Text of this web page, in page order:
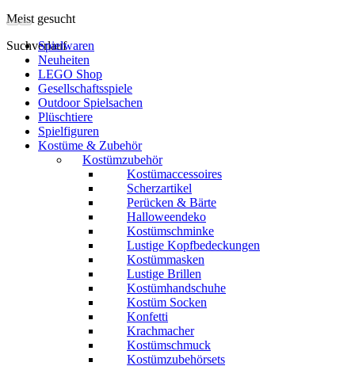
Meist gesucht
SuchverlaufSpielwaren
Neuheiten
LEGO Shop
Gesellschaftsspiele
Outdoor Spielsachen
Plüschtiere
Spielfiguren
Kostüme & Zubehör
Kostümzubehör
Kostümaccessoires
Scherzartikel
Perücken & Bärte
Halloweendeko
Kostümschminke
Lustige Kopfbedeckungen
Kostümmasken
Lustige Brillen
Kostümhandschuhe
Kostüm Socken
Konfetti
Krachmacher
Kostümschmuck
Kostümzubehörsets